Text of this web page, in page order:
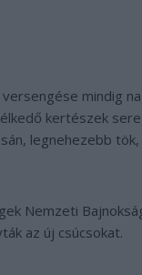
mindig
kertészek
legnehezebb
Nemzeti
az új csúcsokat.